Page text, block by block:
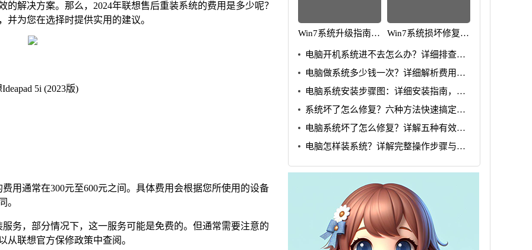
解决方案。那么，2024年联想售后重装系统的费用是多少呢？
为您在选择时提供实用的建议。
5i (2023版)
用通常在300元至600元之间。具体费用会根据您所使用的设备
。
务，部分情况下，这一服务可能是免费的。但通常需要注意的
从联想官方保修政策中查阅。
Win7系统升级指南：
要点
Win7系统损坏修复教
速解决问题
骤详解
流程
松搞定系统问题
复问题
决方法